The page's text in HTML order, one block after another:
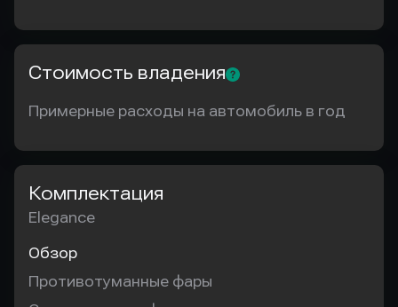
Стоимость владения
Примерные расходы на автомобиль в год
Комплектация
Elegance
Обзор
Противотуманные фары